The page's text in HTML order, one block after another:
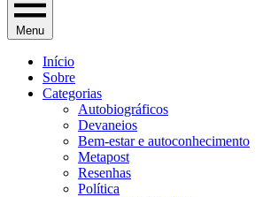
Menu
Início
Sobre
Categorias
Autobiográficos
Devaneios
Bem-estar e autoconhecimento
Metapost
Resenhas
Política